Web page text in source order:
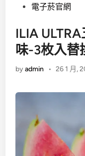
電子菸官網
ILIA
味-3枚入替
byadmin • 26 1 月,